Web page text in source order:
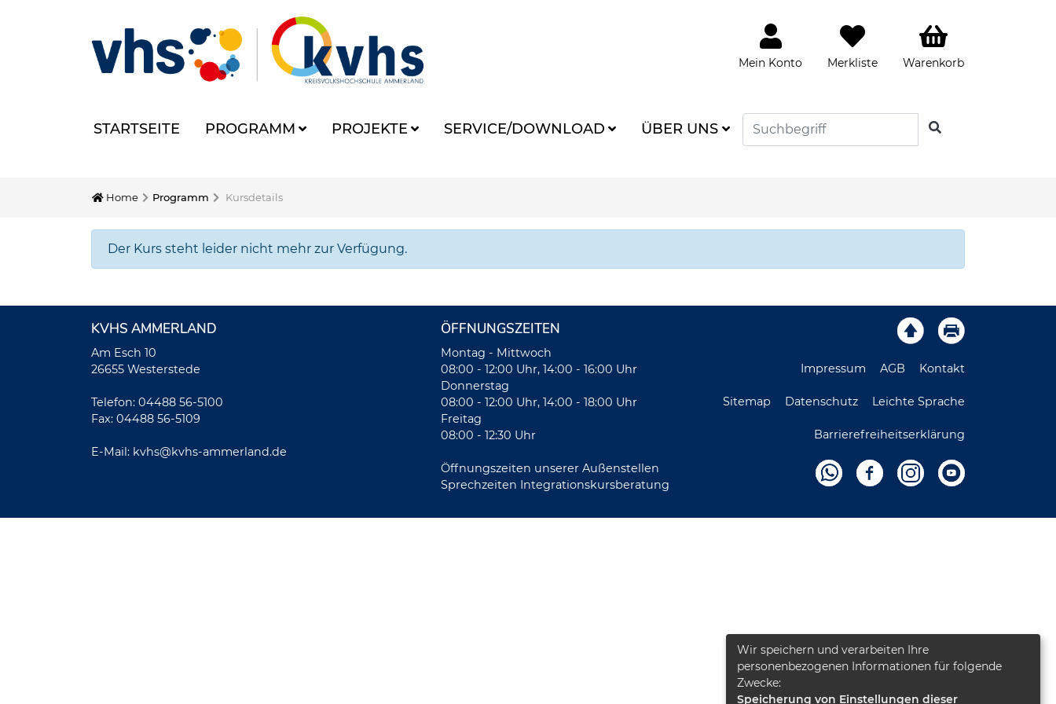
Mein Konto Merkliste Warenkorb
STARTSEITE PROGRAMM PROJEKTE SERVICE/DOWNLOAD ÜBER UNS SUCHEN
Home Programm Kursdetails
Der Kurs steht leider nicht mehr zur Verfügung.
KVHS AMMERLAND
Am Esch 10
26655 Westerstede
Telefon: 04488 56-5100
Fax: 04488 56-5109
E-Mail: kvhs@kvhs-ammerland.de
ÖFFNUNGSZEITEN
Montag - Mittwoch
08:00 - 12:00 Uhr, 14:00 - 16:00 Uhr
Donnerstag
08:00 - 12:00 Uhr, 14:00 - 18:00 Uhr
Freitag
08:00 - 12:30 Uhr
Öffnungszeiten unserer Außenstellen
Sprechzeiten Integrationskursberatung
Impressum AGB Kontakt
Sitemap Datenschutz Leichte Sprache
Barrierefreiheitserklärung
Wir speichern und verarbeiten Ihre
personenbezogenen Informationen für folgende
Zwecke:
Speicherung von Einstellungen dieser